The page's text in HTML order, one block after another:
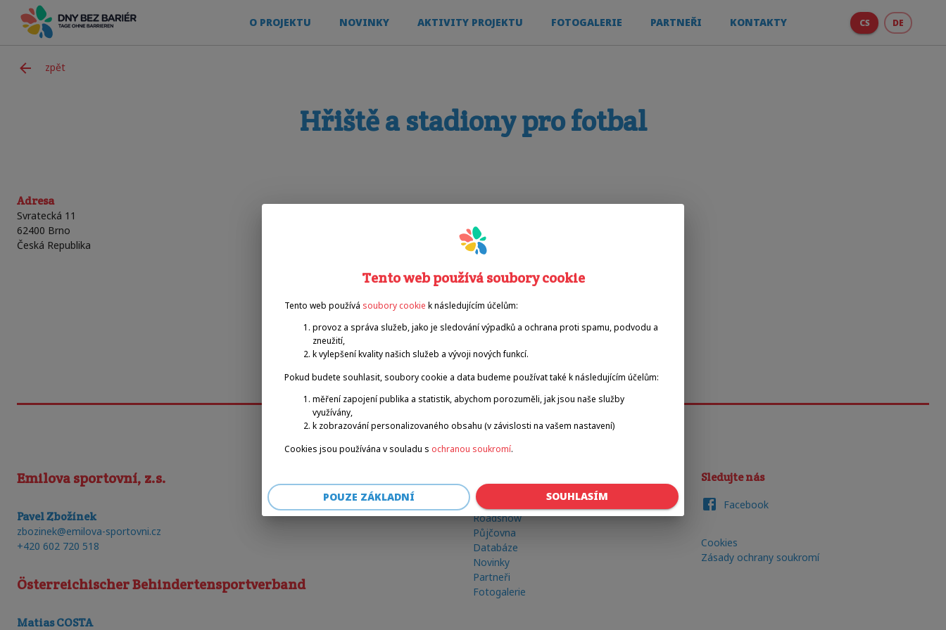
O PROJEKTU NOVINKY AKTIVITY PROJEKTU FOTOGALERIE PARTNEŘI KONTAKTY CS DE
zpět
Hřiště a stadiony pro fotbal
Adresa
Svratecká 11
62400 Brno
Česká Republika
Sporty
Emilova sportovní, z.s.
Pavel Zbožínek
zbozinek@emilova-sportovni.cz
+420 602 720 518
Österreichischer Behindertensportverband
Matias COSTA
Zimní hry
Roadshow
Půjčovna
Databáze
Novinky
Partneři
Fotogalerie
Sledujte nás
Facebook
Cookies
Zásady ochrany soukromí
Tento web používá soubory cookie
Tento web používá soubory cookie k následujícím účelům:
provoz a správa služeb, jako je sledování výpadků a ochrana proti spamu, podvodu a
zneužití,
k vylepšení kvality našich služeb a vývoji nových funkcí.
Pokud budete souhlasit, soubory cookie a data budeme používat také k následujícím účelům:
měření zapojení publika a statistik, abychom porozuměli, jak jsou naše služby
využívány,
k zobrazování personalizovaného obsahu (v závislosti na vašem nastavení)
Cookies jsou používána v souladu s ochranou soukromí.
POUZE ZÁKLADNÍ SOUHLASÍM